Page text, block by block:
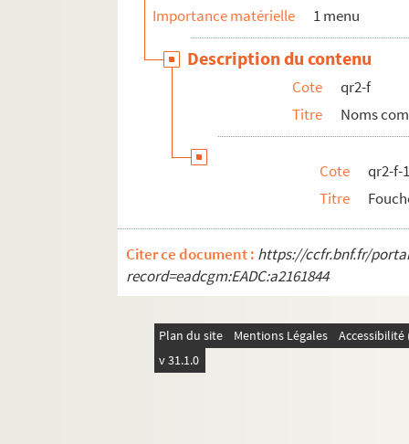
qr7-bis. Cartes des 17e et 18e siècles
qr8. I à IX - Mémoires imprimées
qr9. Documents divers
qr11. Factum issus du Don rombaut
qr4. Documents anciens : Arrondissement
qr5. Documentation pour travaux à publier
qr13. Documents Quarré-Reybourbon
c64-3. Carton 64-3 : Lithographies de
pf65. Portefeuille 65 : Pièces concernant la
pf66-1. Portefeuille 66-1 : Gravures et
pf66-2. Portefeuille 66 -2 : Photographies
pf66bis. Portefeuille 66 bis : Plans
Importance matérielle
1 menu
Description du contenu
Cote
qr2-f
Titre
Noms
Cote
qr2-f-
Titre
Citer ce document : https://ccfr.bnf.fr/
record=eadcgm:EADC:a2161844
Plan du site Mentions Légales
v 31.1.0